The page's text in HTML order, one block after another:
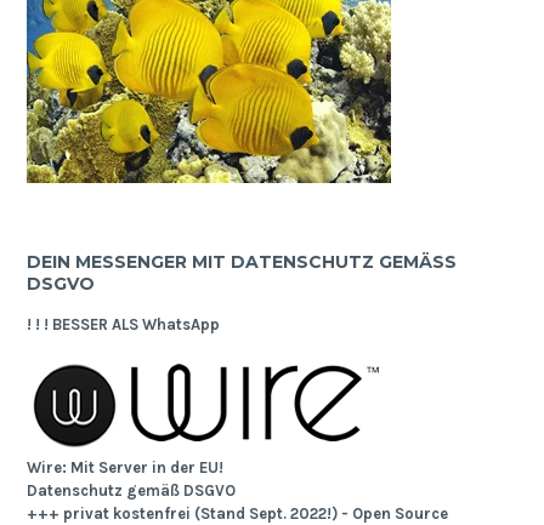
DEIN MESSENGER MIT DATENSCHUTZ GEMÄSS D
SGVO
! ! ! BESSER ALS WhatsApp
Wire: Mit Server in der EU!
Datenschutz gemäß DSGVO
+++ privat kostenfrei (Stand Sept. 2022!) - Open Source